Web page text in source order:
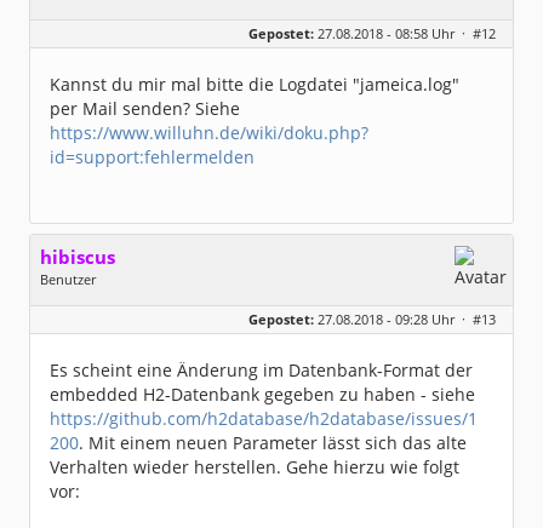
Homepage:
willuhn.de/
Dabei seit:
03 / 2005
Gepostet: 27.08.2018 - 08:58 Uhr · #12
Kannst du mir mal bitte die Logdatei "jameica.log"
per Mail senden? Siehe
https://www.willuhn.de/wiki/doku.php?
id=support:fehlermelden
hibiscus
Benutzer
Geschlecht:
keine Angabe
Homepage:
willuhn.de/
Dabei seit:
03 / 2005
Gepostet: 27.08.2018 - 09:28 Uhr · #13
Es scheint eine Änderung im Datenbank-Format der
embedded H2-Datenbank gegeben zu haben - siehe
https://github.com/h2database/h2database/issues/1
200. Mit einem neuen Parameter lässt sich das alte
Verhalten wieder herstellen. Gehe hierzu wie folgt
vor: